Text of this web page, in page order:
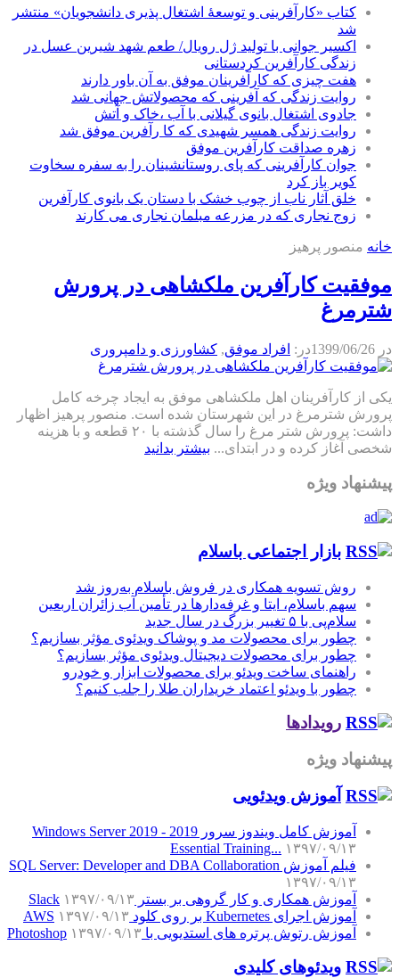
کتاب «کارآفرینی و توسعۀ اشتغال پذیری دانشجویان» منتشر
شد
اکسیر جوانی با تولید ژل رویال/ طعم شهد شیرین عسل‌ در
زندگی کارآفرین کردستانی
هفت چیزی که کارآفرینان موفق به آن باور دارند
روایت زندگی که آفرینی که محصولاتش جهانی شد
جادوی اشتغال بانوی گیلانی با آب ،خاک و آتش
روایت زندگی همسر شهیدی که کا رآفرین موفق شد
زهره صداقت کارآفرین موفق
جوان کارآفرینی که پای روستانشینان را به سفره سخاوت
کویر باز کرد
خلق آثار ناب از چوب خشک با دستان یک بانوی کارآفرین
زوج نجاری که در مزرعه مبلمان نجاری می کارند
خانه منصور پرهیز
موفقیت کارآفرین ملکشاهی در پرورش
شترمرغ
در 1399/06/26در: افراد موفق, كشاورزی و دامپروری
یکی از کارآفرینان اهل ملکشاهی موفق به ایجاد چرخه کامل
پرورش شترمرغ در این شهرستان شده است. منصور پرهیز اظهار
داشت: پرورش شتر مرغ را سال گذشته با ۲۰ قطعه و با هزینه
شخصی آغاز کرده و در ابتدای... بیشتر بدانید
پیشنهاد ویژه
بازار اجتماعی باسلام
روش تسویه همکاری در فروش باسلام به‌روز شد
سهم باسلام، ایتا و غرفه‌دارها در تأمین آب زائران اربعین
سلام‌پی با ۵ تغییر بزرگ در سال جدید
چطور برای محصولات مد و پوشاک ویدئوی مؤثر بسازیم؟
چطور برای محصولات دیجیتال ویدئوی مؤثر بسازیم؟
راهنمای ساخت ویدئو برای محصولات ابزار و خودرو
چطور با ویدئو اعتماد خریداران طلا را جلب کنیم؟
رویدادها
پیشنهاد ویژه
آموزش‌ ویدئویی
آموزش کامل ویندوز سرور 2019 - Windows Server 2019
Essential Training... ۱۳۹۷/۰۹/۱۳
فیلم آموزش SQL Server: Developer and DBA Collaboration
۱۳۹۷/۰۹/۱۳
آموزش همکاری و کار گروهی بر بستر Slack ۱۳۹۷/۰۹/۱۳
آموزش اجرای Kubernetes بر روی کلود AWS
۱۳۹۷/۰۹/۱۳
آموزش رتوش پرتره های استدیویی با Photoshop ۱۳۹۷/۰۹/۱۳
ویدئوهای کلیدی